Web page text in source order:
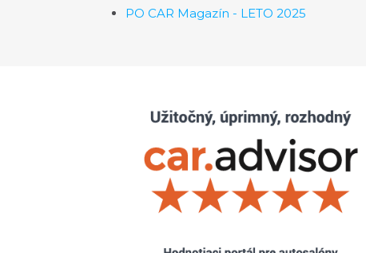
PO CAR Magazín - LETO 2025